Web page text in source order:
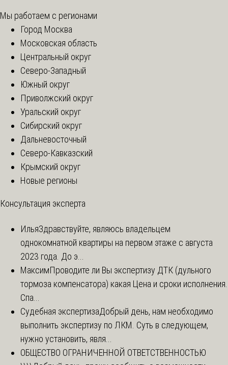
Мы работаем с регионами
Город Москва
Московская область
Центральный округ
Северо-Западный
Южный округ
Приволжский округ
Уральский округ
Сибирский округ
Дальневосточный
Северо-Кавказский
Крымский округ
Новые регионы
Консультация эксперта
ИльяЗдравствуйте, являюсь владельцем
однокомнатной квартиры на первом этаже с августа
2023 года. До э...
МаксимПроводите ли Вы экспертизу ДТК (дульного
тормоза компенсатора) какая Цена и сроки исполнения.
Спа...
Судебная экспертизаДобрый день, нам необходимо
выполнить экспертизу по ЛКМ. Суть в следующем,
нужно установить, явля...
ОБЩЕСТВО ОГРАНИЧЕННОЙ ОТВЕТСТВЕННОСТЬЮ